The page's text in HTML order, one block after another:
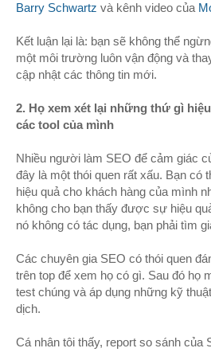
Barry Schwartz và kênh video của
Kết luận lại là: bạn sẽ không thể
một môi trường luôn vận động và
cập nhật các thông tin mới.
2. Họ xem xét lại những thứ gì
các tool của mình
Nhiều người làm SEO để cảm giác
đây là một thói quen rất xấu. Bạn có
hiệu quả cho khách hàng của mình
không cho bạn thấy được sự hiệu
nó không có tác dụng, bạn phải tìm
Các chuyên gia SEO có thói quen
trên top để xem họ có gì. Sau đó họ
test chúng và áp dụng những kỹ
dịch.
Cá nhân tôi thấy, report so sánh của